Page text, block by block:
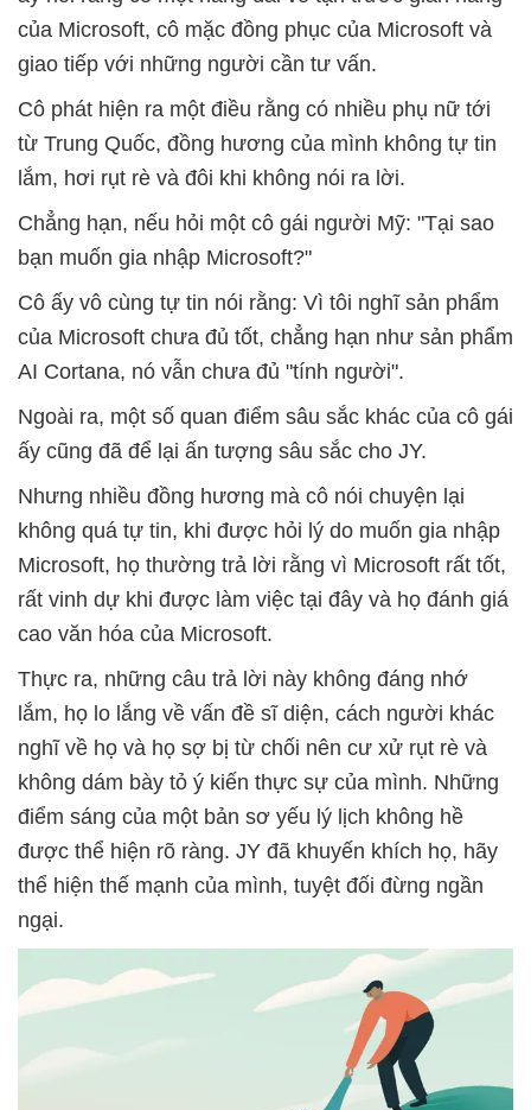
của Microsoft, cô mặc đồng phục của Microsoft và
giao tiếp với những người cần tư vấn.
Cô phát hiện ra một điều rằng có nhiều phụ nữ tới
từ Trung Quốc, đồng hương của mình không tự tin
lắm, hơi rụt rè và đôi khi không nói ra lời.
Chẳng hạn, nếu hỏi một cô gái người Mỹ: "Tại sao
bạn muốn gia nhập Microsoft?"
Cô ấy vô cùng tự tin nói rằng: Vì tôi nghĩ sản phẩm
của Microsoft chưa đủ tốt, chẳng hạn như sản phẩm
AI Cortana, nó vẫn chưa đủ "tính người".
Ngoài ra, một số quan điểm sâu sắc khác của cô gái
ấy cũng đã để lại ấn tượng sâu sắc cho JY.
Nhưng nhiều đồng hương mà cô nói chuyện lại
không quá tự tin, khi được hỏi lý do muốn gia nhập
Microsoft, họ thường trả lời rằng vì Microsoft rất tốt,
rất vinh dự khi được làm việc tại đây và họ đánh giá
cao văn hóa của Microsoft.
Thực ra, những câu trả lời này không đáng nhớ
lắm, họ lo lắng về vấn đề sĩ diện, cách người khác
nghĩ về họ và họ sợ bị từ chối nên cư xử rụt rè và
không dám bày tỏ ý kiến thực sự của mình. Những
điểm sáng của một bản sơ yếu lý lịch không hề
được thể hiện rõ ràng. JY đã khuyến khích họ, hãy
thể hiện thế mạnh của mình, tuyệt đối đừng ngần
ngại.